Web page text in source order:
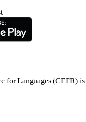
for Languages (CEFR)